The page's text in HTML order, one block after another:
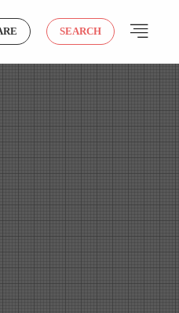
SEARCH